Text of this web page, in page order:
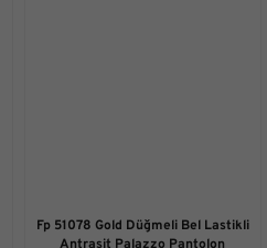
Fp 51078 Gold Düğmeli Bel Lastikli
Antrasit Palazzo Pantolon